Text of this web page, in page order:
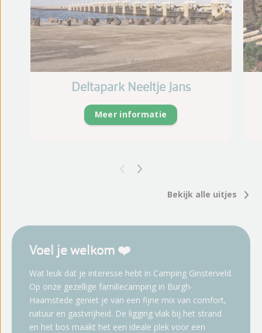
Deltapark Neeltje Jans
Meer informatie
Bekijk alle uitjes
Voel je welkom ❤️
Wat leuk dat je interesse hebt in Camping Ginsterveld.
Op onze gezellige familiecamping in Burgh-
Haamstede geniet je van een fijne mix van comfort,
natuur en gastvrijheid. De ligging vlak bij het strand
en het bos maakt het een ideale plek voor een